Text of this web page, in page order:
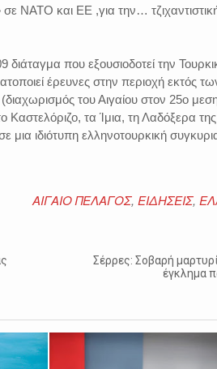
NATO και ΕΕ ,για την…
που εξουσιοδοτεί την
έρευνες στην περιοχή εκτός
του Αιγαίου στον 25ο
τα Ίμια, τη Λαδόξερα
ιδιότυπη ελληνοτουρκική
ΑΙΓΑΙΟ ΠΕΛΑΓΟΣ, ΕΙΔΗΣΕΙΣ,
Σέρρες: Σοβαρή
έγκλημα